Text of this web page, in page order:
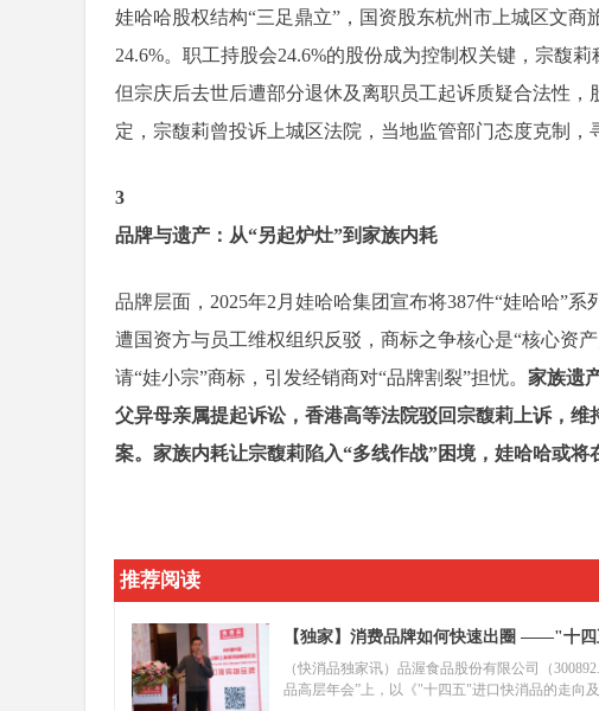
娃哈哈股权结构“三足鼎立”，国资股东杭州市上城区文商
24.6%。职工持股会24.6%的股份成为控制权关键，宗馥
但宗庆后去世后遭部分退休及离职员工起诉质疑合法性
定，宗馥莉曾投诉上城区法院，当地监管部门态度克制，
3
品牌与遗产：从“另起炉灶”到家族内耗
品牌层面，2025年2月娃哈哈集团宣布将387件“娃哈哈”
遭国资方与员工维权组织反驳，商标之争核心是“核心资
请“娃小宗”商标，引发经销商对“品牌割裂”担忧。 家族遗
父异母亲属提起诉讼，香港高等法院驳回宗馥莉上诉，
案。家族内耗让宗馥莉陷入“多线作战”困境，娃哈哈或将
推荐阅读
【独家】消费品牌如何快速出圈 ——"十
实践
（快消品独家讯）品渥食品股份有限公司（
品高层年会”上，以《"十四五"进口快消品的走向